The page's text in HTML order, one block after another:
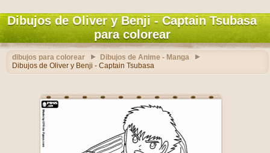
Dibujos de Oliver y Benji - Captain Tsubasa
para colorear
dibujos para colorear
Dibujos de Anime - Manga
Dibujos de Oliver y Benji - Captain Tsubasa